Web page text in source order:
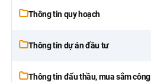
Thông tin quy hoạch
Thông tin dự án đầu tư
Thông tin đấu thầu, mua sắm công